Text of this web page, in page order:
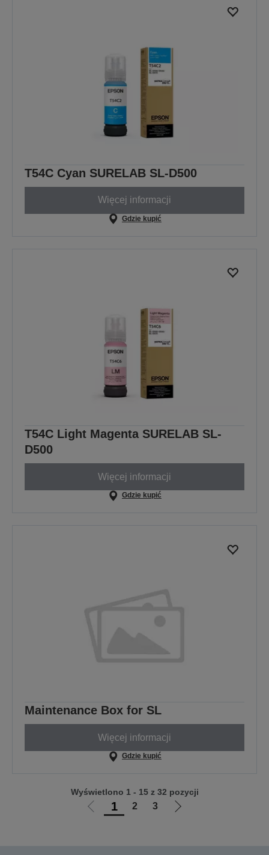
T54C Cyan SURELAB SL-D500
Więcej informacji
Gdzie kupić
T54C Light Magenta SURELAB SL-
D500
Więcej informacji
Gdzie kupić
Maintenance Box for SL
Więcej informacji
Gdzie kupić
Przejdź
1 2 3
Przejdź
Wyświetlono 1 - 15 z 32 pozycji